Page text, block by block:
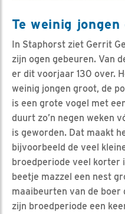
Te weinig
In Staphorst ziet Gerrit
zijn ogen gebeuren. Van
er dit voorjaar 130 over.
weinig jongen groot, de
is een grote vogel met
duurt zo’n negen weken
is geworden. Dat maakt
bijvoorbeeld de veel
broedperiode veel korter
beetje mazzel een nest
maaibeurten van de boer
zijn broedperiode een